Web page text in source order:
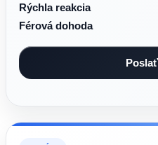
Rýchla reakcia
Férová dohoda